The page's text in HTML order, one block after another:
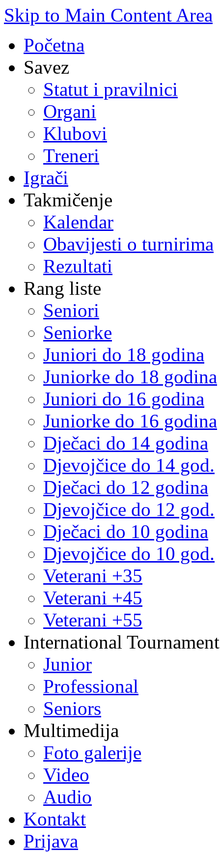
Skip to Main Content Area
Početna
Savez
Statut i pravilnici
Organi
Klubovi
Treneri
Igrači
Takmičenje
Kalendar
Obavijesti o turnirima
Rezultati
Rang liste
Seniori
Seniorke
Juniori do 18 godina
Juniorke do 18 godina
Juniori do 16 godina
Juniorke do 16 godina
Dječaci do 14 godina
Djevojčice do 14 god.
Dječaci do 12 godina
Djevojčice do 12 god.
Dječaci do 10 godina
Djevojčice do 10 god.
Veterani +35
Veterani +45
Veterani +55
International
Junior
Professional
Seniors
Multimedija
Foto galerije
Video
Audio
Kontakt
Prijava